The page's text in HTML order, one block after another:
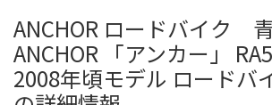
ANCHOR ロードバイク
ANCHOR 「アンカー」
2008年頃モデル ロードバ